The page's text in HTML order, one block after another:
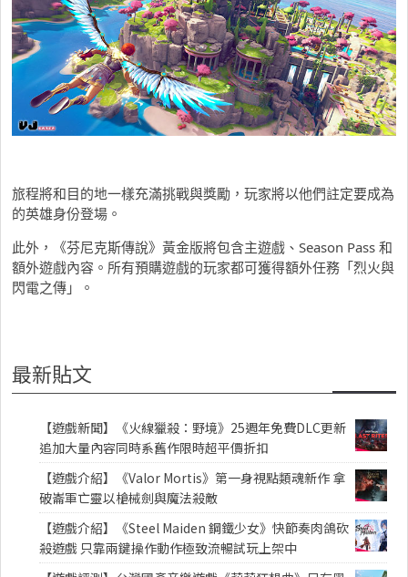
旅程將和目的地一樣充滿挑戰與獎勵，玩家將以他們註定要成為
的英雄身份登場。
此外，《芬尼克斯傳說》黃金版將包含主遊戲、Season Pass 和
額外遊戲內容。所有預購遊戲的玩家都可獲得額外任務「烈火與
閃電之傳」。
最新貼文
【遊戲新聞】《火線獵殺：野境》25週年免費DLC更新
追加大量內容同時系舊作限時超平價折扣
【遊戲介紹】《Valor Mortis》第一身視點類魂新作 拿
破崙軍亡靈以槍械劍與魔法殺敵
【遊戲介紹】《Steel Maiden 鋼鐵少女》快節奏肉鴿砍
殺遊戲 只靠兩鍵操作動作極致流暢試玩上架中